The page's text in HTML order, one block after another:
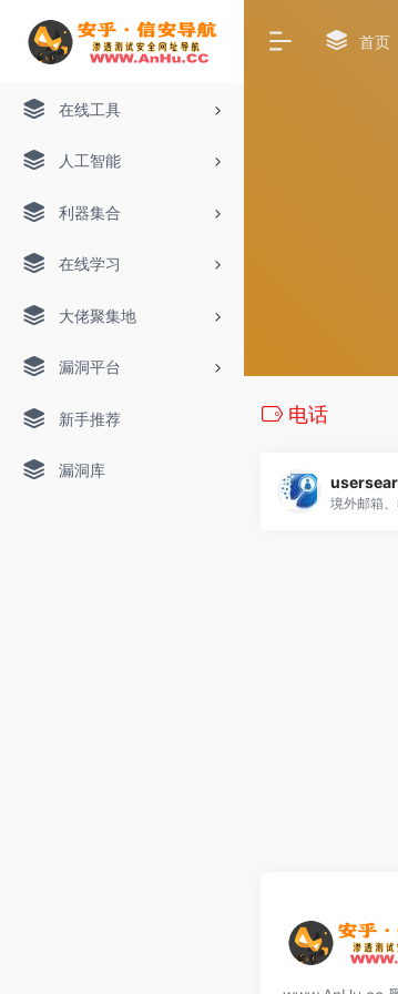
在线工具
人工智能
利器集合
在线学习
大佬聚集地
漏洞平台
新手推荐
漏洞库
首页
电话